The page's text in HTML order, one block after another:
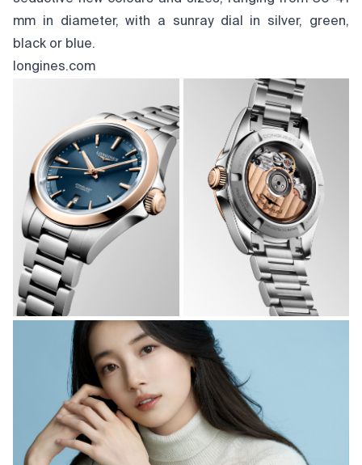
mm in diameter, with a sunray dial in silver, green,
black or blue.
longines.com